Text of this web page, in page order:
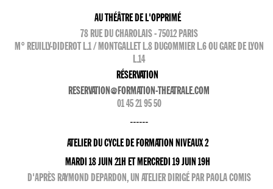
AU THÉÂTRE DE L'OPPRIMÉ
78 RUE DU CHAROLAIS - 75012 PARIS
M° REUILLY-DIDEROT L.1 / MONTGALLET L.8 DUGOMMIER L.6 OU GARE DE LYON
L.14
RÉSERVATION
RESERVATION@FORMATION-THEATRALE.COM
01 45 21 95 50
------
ATELIER DU CYCLE DE FORMATION NIVEAUX 2
MARDI 18 JUIN 21H ET MERCREDI 19 JUIN 19H
D'APRÈS RAYMOND DEPARDON, UN ATELIER DIRIGÉ PAR PAOLA COMIS